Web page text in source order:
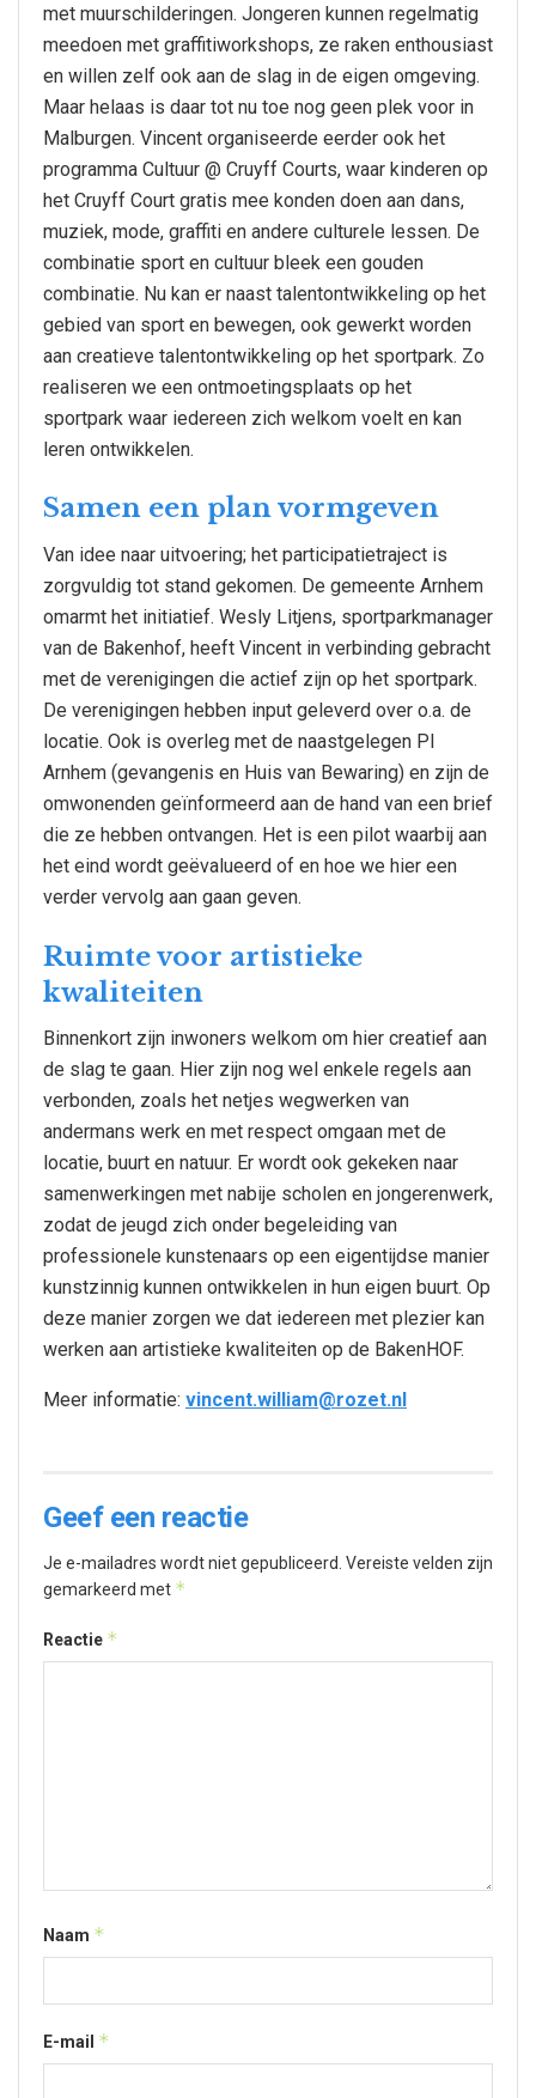
met muurschilderingen. Jongeren kunnen regelmatig
meedoen met graffitiworkshops, ze raken enthousiast
en willen zelf ook aan de slag in de eigen omgeving.
Maar helaas is daar tot nu toe nog geen plek voor in
Malburgen. Vincent organiseerde eerder ook het
programma Cultuur @ Cruyff Courts, waar kinderen op
het Cruyff Court gratis mee konden doen aan dans,
muziek, mode, graffiti en andere culturele lessen. De
combinatie sport en cultuur bleek een gouden
combinatie. Nu kan er naast talentontwikkeling op het
gebied van sport en bewegen, ook gewerkt worden
aan creatieve talentontwikkeling op het sportpark. Zo
realiseren we een ontmoetingsplaats op het
sportpark waar iedereen zich welkom voelt en kan
leren ontwikkelen.
Samen een plan vormgeven
Van idee naar uitvoering; het participatietraject is
zorgvuldig tot stand gekomen. De gemeente Arnhem
omarmt het initiatief. Wesly Litjens, sportparkmanager
van de Bakenhof, heeft Vincent in verbinding gebracht
met de verenigingen die actief zijn op het sportpark.
De verenigingen hebben input geleverd over o.a. de
locatie. Ook is overleg met de naastgelegen PI
Arnhem (gevangenis en Huis van Bewaring) en zijn de
omwonenden geïnformeerd aan de hand van een brief
die ze hebben ontvangen. Het is een pilot waarbij aan
het eind wordt geëvalueerd of en hoe we hier een
verder vervolg aan gaan geven.
Ruimte voor artistieke
kwaliteiten
Binnenkort zijn inwoners welkom om hier creatief aan
de slag te gaan. Hier zijn nog wel enkele regels aan
verbonden, zoals het netjes wegwerken van
andermans werk en met respect omgaan met de
locatie, buurt en natuur. Er wordt ook gekeken naar
samenwerkingen met nabije scholen en jongerenwerk,
zodat de jeugd zich onder begeleiding van
professionele kunstenaars op een eigentijdse manier
kunstzinnig kunnen ontwikkelen in hun eigen buurt. Op
deze manier zorgen we dat iedereen met plezier kan
werken aan artistieke kwaliteiten op de BakenHOF.
Meer informatie: vincent.william@rozet.nl
Geef een reactie
Je e-mailadres wordt niet gepubliceerd. Vereiste velden zijn
gemarkeerd met *
Reactie *
Naam *
E-mail *